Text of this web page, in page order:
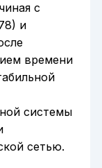
с
и
времени
системы
сетью.